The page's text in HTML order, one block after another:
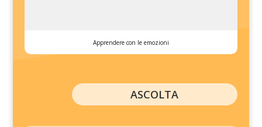
Apprendere con le emozioni
ASCOLTA